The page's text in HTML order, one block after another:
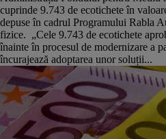
cuprinde 9.743 de ecotichete în
depuse în cadrul Programului Rabla
fizice. „Cele 9.743 de ecotichete
înainte în procesul de modernizare a
încurajează adoptarea unor soluții...